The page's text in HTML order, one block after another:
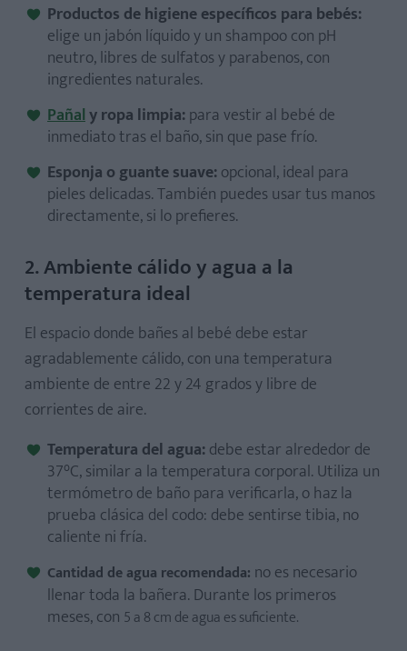
Productos de higiene específicos para bebés:
elige un jabón líquido y un shampoo con pH
neutro, libres de sulfatos y parabenos, con
ingredientes naturales.
Pañaly ropa limpia:para vestir al bebé de
inmediato tras el baño, sin que pase frío.
Esponja o guante suave:opcional, ideal para
pieles delicadas. También puedes usar tus manos
directamente, si lo prefieres.
2. Ambiente cálido y agua a la
temperatura ideal
El espacio donde bañes al bebé debe estar
agradablemente cálido, con una temperatura
ambiente de entre 22 y 24 grados y libre de
corrientes de aire.
Temperatura del agua:debe estar alrededor de
37°C, similar a la temperatura corporal. Utiliza un
termómetro de baño para verificarla, o haz la
prueba clásica del codo: debe sentirse tibia, no
caliente ni fría.
Cantidad de agua recomendada: no es necesario
llenar toda la bañera. Durante los primeros
meses, con 5 a 8 cm de agua es suficiente.